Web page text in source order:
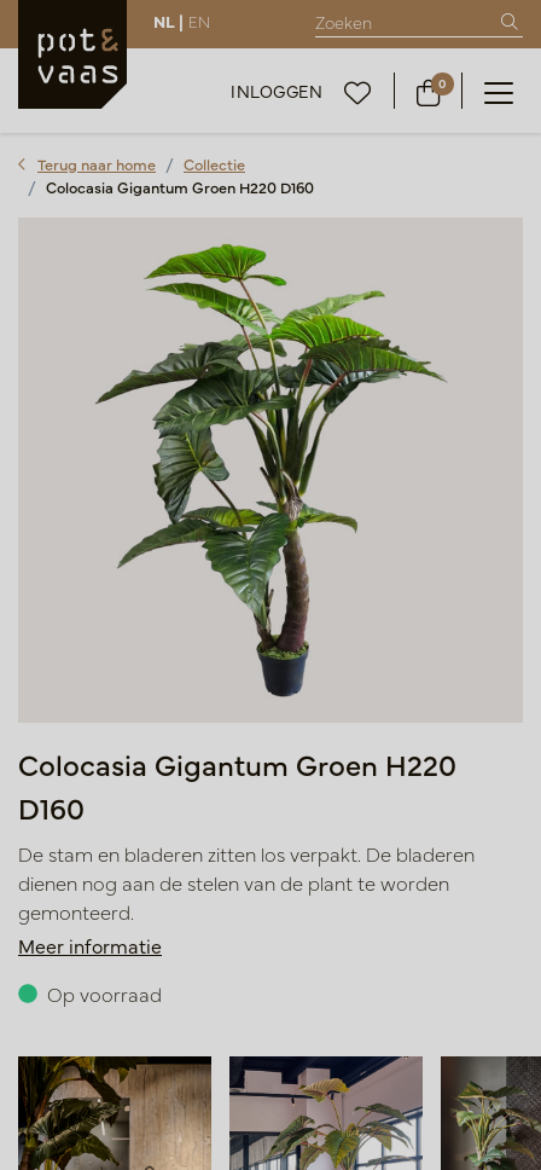
NL | EN
INLOGGEN 0
Terug naar home
Collectie
Colocasia Gigantum Groen H220 D160
Colocasia Gigantum Groen H220
D160
De stam en bladeren zitten los verpakt. De bladeren
dienen nog aan de stelen van de plant te worden
gemonteerd.
Meer informatie
Op voorraad